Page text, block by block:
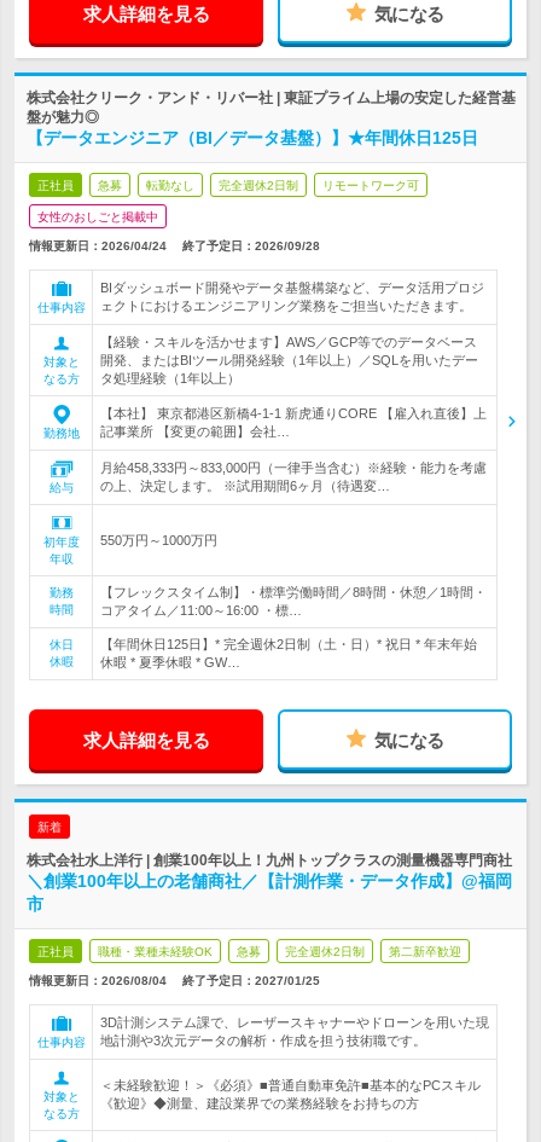
求人詳細を見る 気になる
株式会社クリーク・アンド・リバー社 | 東証プライム上場の安定した経営基
盤が魅力◎
【データエンジニア（BI／データ基盤）】★年間休日125日
正社員 急募 転勤なし 完全週休2日制 リモートワーク可
女性のおしごと掲載中
情報更新日：2026/04/24 終了予定日： 2026/09/28
仕事内容
BIダッシュボード開発やデータ基盤構築など、データ活用プロジ
ェクトにおけるエンジニアリング業務をご担当いただきます。
対象と
なる方
【経験・スキルを活かせます】AWS／GCP等でのデータベース
開発、またはBIツール開発経験（1年以上）／SQLを用いたデー
タ処理経験（1年以上）
勤務地
【本社】 東京都港区新橋4-1-1 新虎通りCORE 【雇入れ直後】上
記事業所 【変更の範囲】会社…
給与
月給458,333円～833,000円（一律手当含む）※経験・能力を考慮
の上、決定します。 ※試用期間6ヶ月（待遇変…
初年度
年収
550万円～1000万円
勤務
時間
【フレックスタイム制】・標準労働時間／8時間・休憩／1時間・
コアタイム／11:00～16:00 ・標…
休日
休暇
【年間休日125日】* 完全週休2日制（土・日）* 祝日 * 年末年始
休暇 * 夏季休暇 * GW…
求人詳細を見る 気になる
新着
株式会社水上洋行 | 創業100年以上！九州トップクラスの測量機器専門商社
＼創業100年以上の老舗商社／【計測作業・データ作成】@福岡
市
正社員 職種・業種未経験OK 急募 完全週休2日制 第二新卒歓迎
情報更新日：2026/08/04 終了予定日： 2027/01/25
仕事内容
3D計測システム課で、レーザースキャナーやドローンを用いた現
地計測や3次元データの解析・作成を担う技術職です。
対象と
なる方
＜未経験歓迎！＞《必須》■普通自動車免許■基本的なPCスキル
《歓迎》◆測量、建設業界での業務経験をお持ちの方